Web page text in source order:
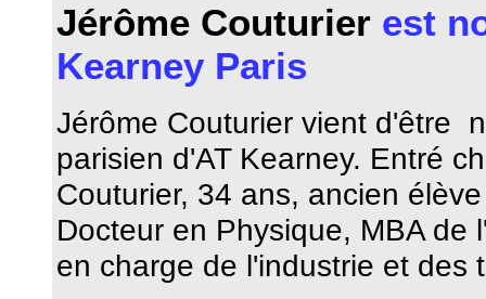
Jérôme Couturier est
Kearney Paris
Jérôme Couturier vient d'être
parisien d'AT Kearney. Entré
Couturier, 34 ans, ancien
Docteur en Physique, MBA de
en charge de l'industrie et des